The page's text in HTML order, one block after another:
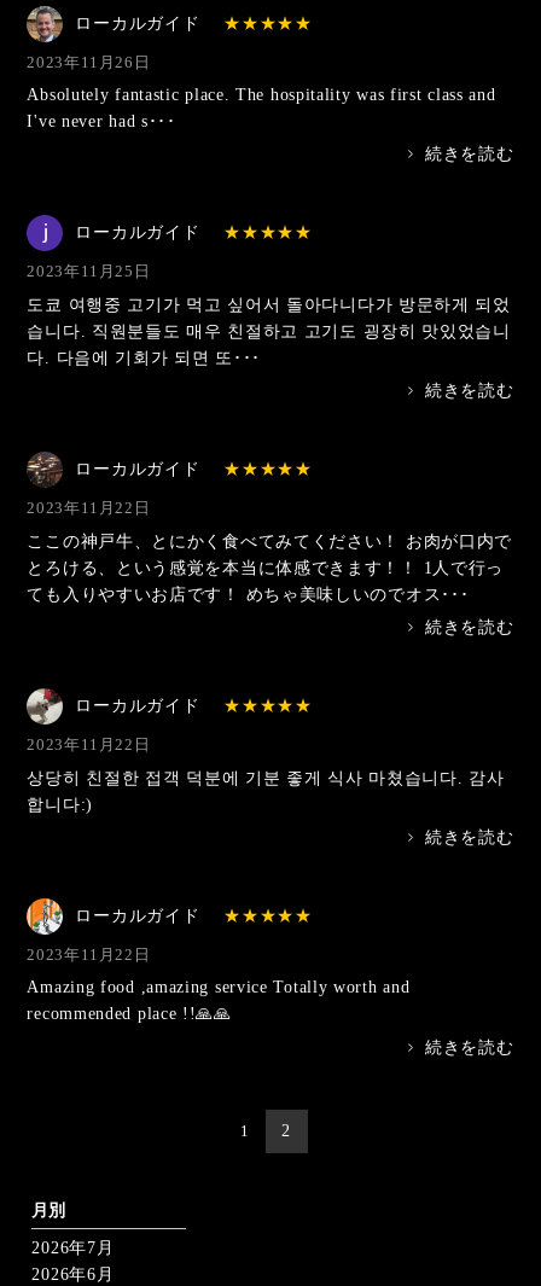
ローカルガイド
2023年11月26日
Absolutely fantastic place. The hospitality was first class and
I've never had s･･･
>
続きを読む
ローカルガイド
2023年11月25日
도쿄 여행중 고기가 먹고 싶어서 돌아다니다가 방문하게 되었
습니다. 직원분들도 매우 친절하고 고기도 굉장히 맛있었습니
다. 다음에 기회가 되면 또･･･
>
続きを読む
ローカルガイド
2023年11月22日
ここの神戸牛、とにかく食べてみてください！ お肉が口内で
とろける、という感覚を本当に体感できます！！ 1人で行っ
ても入りやすいお店です！ めちゃ美味しいのでオス･･･
>
続きを読む
ローカルガイド
2023年11月22日
상당히 친절한 접객 덕분에 기분 좋게 식사 마쳤습니다. 감사
합니다:)
>
続きを読む
ローカルガイド
2023年11月22日
Amazing food ,amazing service Totally worth and
recommended place !!🙏🙏
>
続きを読む
ー
ジ
送
り
1 2
月別
2026年7月
2026年6月